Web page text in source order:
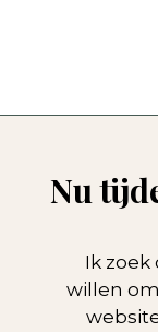
Nu
Ik zoek
willen